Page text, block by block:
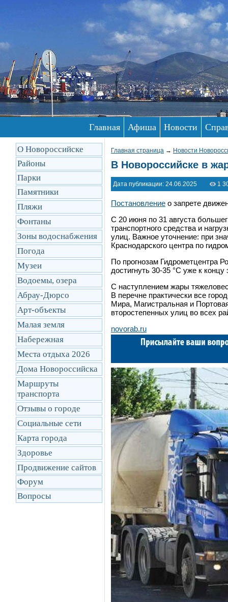
Главная Афиша Новости
О Новороссийске
Районы
Парки
Памятники
Пляжи
Фонтаны
Зоны водоснабжения
Погода
Музеи
Водоемы, озера
Абрау-Дюрсо
Арт-объекты
Малая земля
Набережная
Места отдыха 2026
Дома Новороссийска
Маршруты
транcпорта
Отзывы о городе
Социальные сети
Карта города
Здоровье
Продвижение сайтов
Форум
Вопросы
Главная страница → Новости
В Новороссийске в
Дата публикации: 24.06.2025 1
Постановление о запрете
С 20 июня по 31 августа
транспортного средства и
улиц. Важное уточнение: при
Краснодарского центра по
По прогнозам Гидрометцентра
достигнуть 30-35 °C уже к концу
С наступлением жары
В перечне практически все
Мира, Магистральная и
второстепенных улиц во всех
novorab.ru